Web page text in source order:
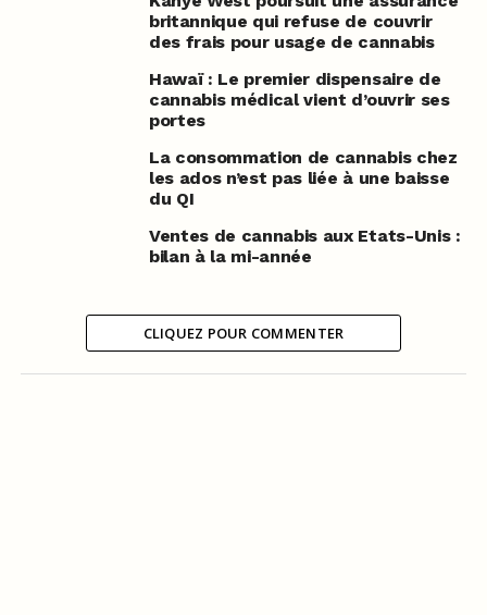
britannique qui refuse de couvrir
des frais pour usage de cannabis
Hawaï : Le premier dispensaire de
cannabis médical vient d’ouvrir ses
portes
La consommation de cannabis chez
les ados n’est pas liée à une baisse
du QI
Ventes de cannabis aux Etats-Unis :
bilan à la mi-année
CLIQUEZ POUR COMMENTER